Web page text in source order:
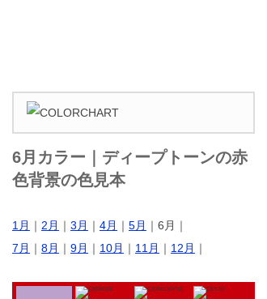
6月カラー｜ディープトーンの赤
色背景の色見本
1月 ｜ 2月 ｜ 3月 ｜ 4月 ｜ 5月 ｜6月｜
7月 ｜ 8月 ｜ 9月 ｜ 10月 ｜ 11月 ｜ 12月 ｜